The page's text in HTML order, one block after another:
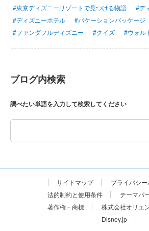
#東京ディズニーリゾートで見つける物語
#デ
#ディズニーホテル
#バケーションパッケージ
#ファンダフルディズニー
#クイズ #ウォル
ブログ内検索
調べたい単語を入力して検索してください
サイトマップ
プライバシ
法的制約と使用条件
テーマパ
著作権・商標
株式会社オリエ
Disney.jp